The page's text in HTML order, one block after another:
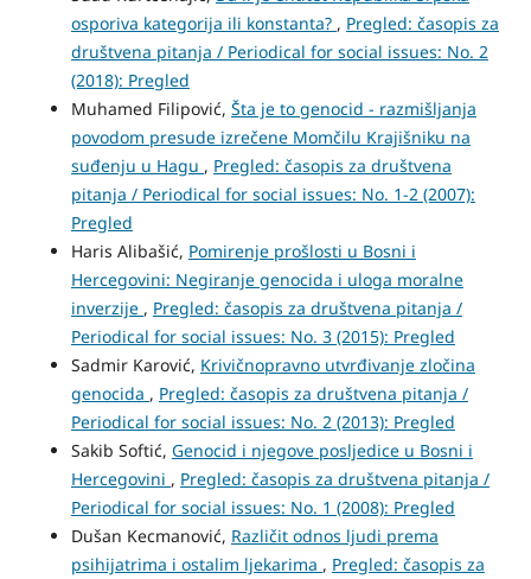
osporiva kategorija ili konstanta? , Pregled: časopis za
društvena pitanja / Periodical for social issues: No. 2
(2018): Pregled
Muhamed Filipović, Šta je to genocid - razmišljanja
povodom presude izrečene Momčilu Krajišniku na
suđenju u Hagu , Pregled: časopis za društvena
pitanja / Periodical for social issues: No. 1-2 (2007):
Pregled
Haris Alibašić, Pomirenje prošlosti u Bosni i
Hercegovini: Negiranje genocida i uloga moralne
inverzije , Pregled: časopis za društvena pitanja /
Periodical for social issues: No. 3 (2015): Pregled
Sadmir Karović, Krivičnopravno utvrđivanje zločina
genocida , Pregled: časopis za društvena pitanja /
Periodical for social issues: No. 2 (2013): Pregled
Sakib Softić, Genocid i njegove posljedice u Bosni i
Hercegovini , Pregled: časopis za društvena pitanja /
Periodical for social issues: No. 1 (2008): Pregled
Dušan Kecmanović, Različit odnos ljudi prema
psihijatrima i ostalim ljekarima , Pregled: časopis za